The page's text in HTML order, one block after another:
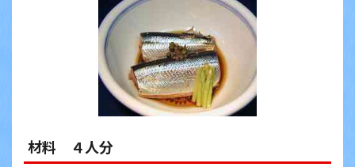
材料 ４人分